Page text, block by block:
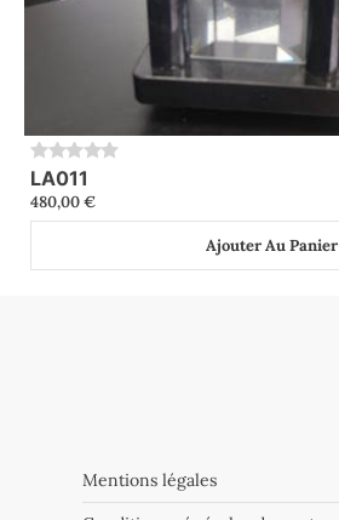
0LA011
480,00€
Ajouter Au Panier
Mentions légales